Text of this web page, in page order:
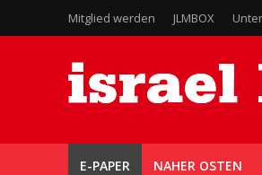
Mitglied werden JLMBOX
E-PAPER NAHER OSTEN